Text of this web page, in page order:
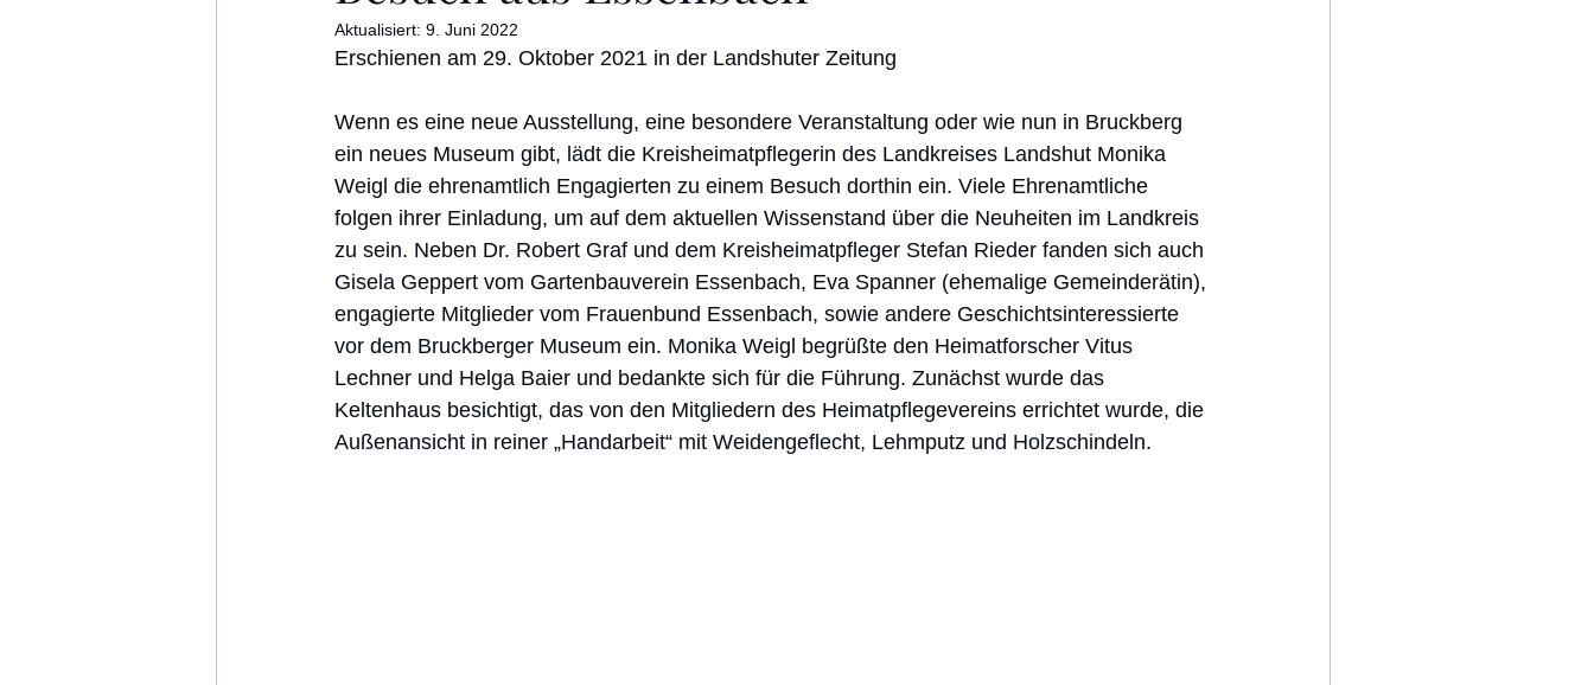
Aktualisiert: 9. Juni 2022
Erschienen am 29. Oktober 2021 in der Landshuter Zeitung
Wenn es eine neue Ausstellung, eine besondere Veranstaltung oder wie nun in Bruckberg
ein neues Museum gibt, lädt die Kreisheimatpflegerin des Landkreises Landshut Monika
Weigl die ehrenamtlich Engagierten zu einem Besuch dorthin ein. Viele Ehrenamtliche
folgen ihrer Einladung, um auf dem aktuellen Wissenstand über die Neuheiten im Landkreis
zu sein. Neben Dr. Robert Graf und dem Kreisheimatpfleger Stefan Rieder fanden sich auch
Gisela Geppert vom Gartenbauverein Essenbach, Eva Spanner (ehemalige Gemeinderätin),
engagierte Mitglieder vom Frauenbund Essenbach, sowie andere Geschichtsinteressierte
vor dem Bruckberger Museum ein. Monika Weigl begrüßte den Heimatforscher Vitus
Lechner und Helga Baier und bedankte sich für die Führung. Zunächst wurde das
Keltenhaus besichtigt, das von den Mitgliedern des Heimatpflegevereins errichtet wurde, die
Außenansicht in reiner „Handarbeit“ mit Weidengeflecht, Lehmputz und Holzschindeln.